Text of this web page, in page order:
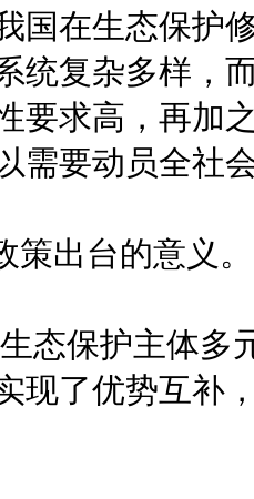
国在生态保护
统复杂多样，
要求高，再加
需要动员全社
出台的意义。
保护主体多
现了优势互补